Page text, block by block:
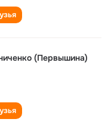
(Первышина)